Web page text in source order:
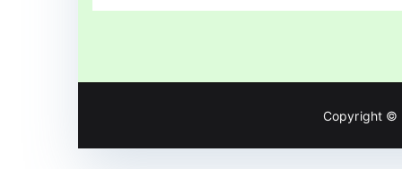
Copyright ©